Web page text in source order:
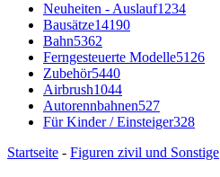
Neuheiten - Auslauf1234
Bausätze14190
Bahn5362
Ferngesteuerte Modelle5126
Zubehör5440
Airbrush1044
Autorennbahnen527
Für Kinder / Einsteiger328
Startseite - Figuren zivil und Sonstige